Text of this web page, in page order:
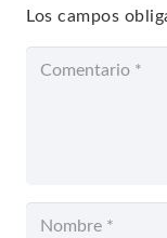
Los campos